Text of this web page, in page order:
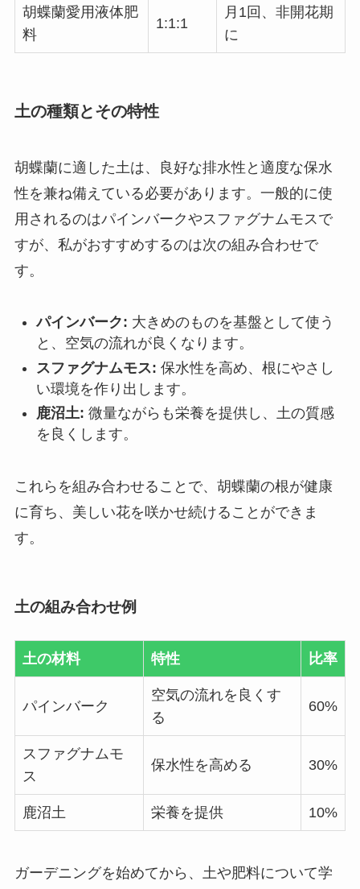
胡蝶蘭愛用液体肥
料
1:1:1
月1回、非開花期
に
土の種類とその特性
胡蝶蘭に適した土は、良好な排水性と適度な保水
性を兼ね備えている必要があります。一般的に使
用されるのはパインバークやスファグナムモスで
すが、私がおすすめするのは次の組み合わせで
す。
パインバーク: 大きめのものを基盤として使う
と、空気の流れが良くなります。
スファグナムモス: 保水性を高め、根にやさし
い環境を作り出します。
鹿沼土: 微量ながらも栄養を提供し、土の質感
を良くします。
これらを組み合わせることで、胡蝶蘭の根が健康
に育ち、美しい花を咲かせ続けることができま
す。
土の組み合わせ例
土の材料 特性 比率
パインバーク
空気の流れを良くす
る
60%
スファグナムモ
ス
保水性を高める 30%
鹿沼土 栄養を提供 10%
ガーデニングを始めてから、土や肥料について学